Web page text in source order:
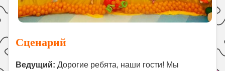
Сценарий
Ведущий: Дорогие ребята, наши гости! Мы